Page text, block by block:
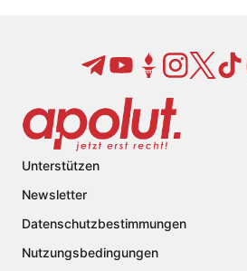
Unterstützen
Newsletter
Datenschutzbestimmungen
Nutzungsbedingungen